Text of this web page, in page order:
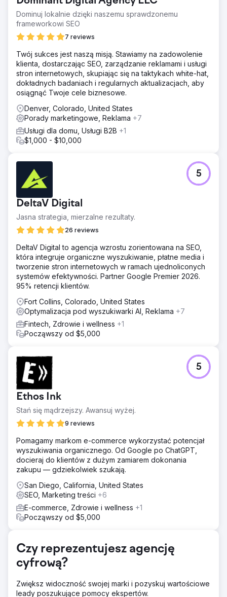
Dominuj lokalnie dzięki naszemu sprawdzonemu
frameworkowi SEO
7 reviews
Twój sukces jest naszą misją. Stawiamy na zadowolenie
klienta, dostarczając SEO, zarządzanie reklamami i usługi
stron internetowych, skupiając się na taktykach white-hat,
dokładnych badaniach i regularnych aktualizacjach, aby
osiągnąć Twoje cele biznesowe.
Denver, Colorado, United States
Porady marketingowe, Reklama +7
Usługi dla domu, Usługi B2B +1
$1,000 - $10,000
DeltaV Digital
Jasna strategia, mierzalne rezultaty.
26 reviews
5
DeltaV Digital to agencja wzrostu zorientowana na SEO,
która integruje organiczne wyszukiwanie, płatne media i
tworzenie stron internetowych w ramach ujednoliconych
systemów efektywności. Partner Google Premier 2026.
95% retencji klientów.
Fort Collins, Colorado, United States
Optymalizacja pod wyszukiwarki AI, Reklama +7
Fintech, Zdrowie i wellness +1
Począwszy od $5,000
Ethos Ink
Stań się mądrzejszy. Awansuj wyżej.
9 reviews
5
Pomagamy markom e-commerce wykorzystać potencjał
wyszukiwania organicznego. Od Google po ChatGPT,
docieraj do klientów z dużym zamiarem dokonania
zakupu — gdziekolwiek szukają.
San Diego, California, United States
SEO, Marketing treści +6
E-commerce, Zdrowie i wellness +1
Począwszy od $5,000
Czy reprezentujesz agencję
cyfrową?
Zwiększ widoczność swojej marki i pozyskuj wartościowe
leady poszukujące pomocy ekspertów.